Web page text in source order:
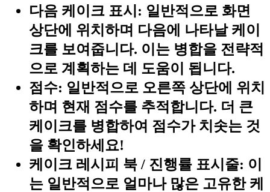
다음 케이크 표시: 일반적으로 화면
상단에 위치하며 다음에 나타날 케이
크를 보여줍니다. 이는 병합을 전략적
으로 계획하는 데 도움이 됩니다.
점수: 일반적으로 오른쪽 상단에 위치
하며 현재 점수를 추적합니다. 더 큰
케이크를 병합하여 점수가 치솟는 것
을 확인하세요!
케이크 레시피 북 / 진행률 표시줄: 이
는 일반적으로 얼마나 많은 고유한 케